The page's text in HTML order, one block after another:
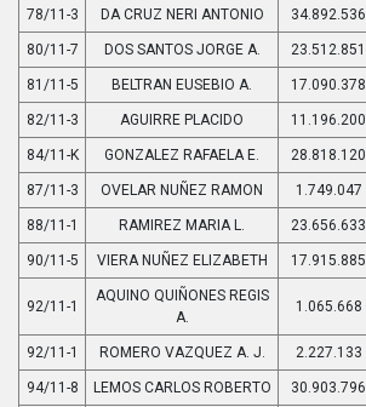
78/11-3 DA CRUZ NERI ANTONIO 34.892.536
80/11-7 DOS SANTOS JORGE A. 23.512.851
81/11-5 BELTRAN EUSEBIO A. 17.090.378
82/11-3 AGUIRRE PLACIDO 11.196.200
84/11-K GONZALEZ RAFAELA E. 28.818.120
87/11-3 OVELAR NUÑEZ RAMON 1.749.047
88/11-1 RAMIREZ MARIA L. 23.656.633
90/11-5 VIERA NUÑEZ ELIZABETH 17.915.885
92/11-1
AQUINO QUIÑONES REGIS
A.
1.065.668
92/11-1 ROMERO VAZQUEZ A. J. 2.227.133
94/11-8 LEMOS CARLOS ROBERTO 30.903.796